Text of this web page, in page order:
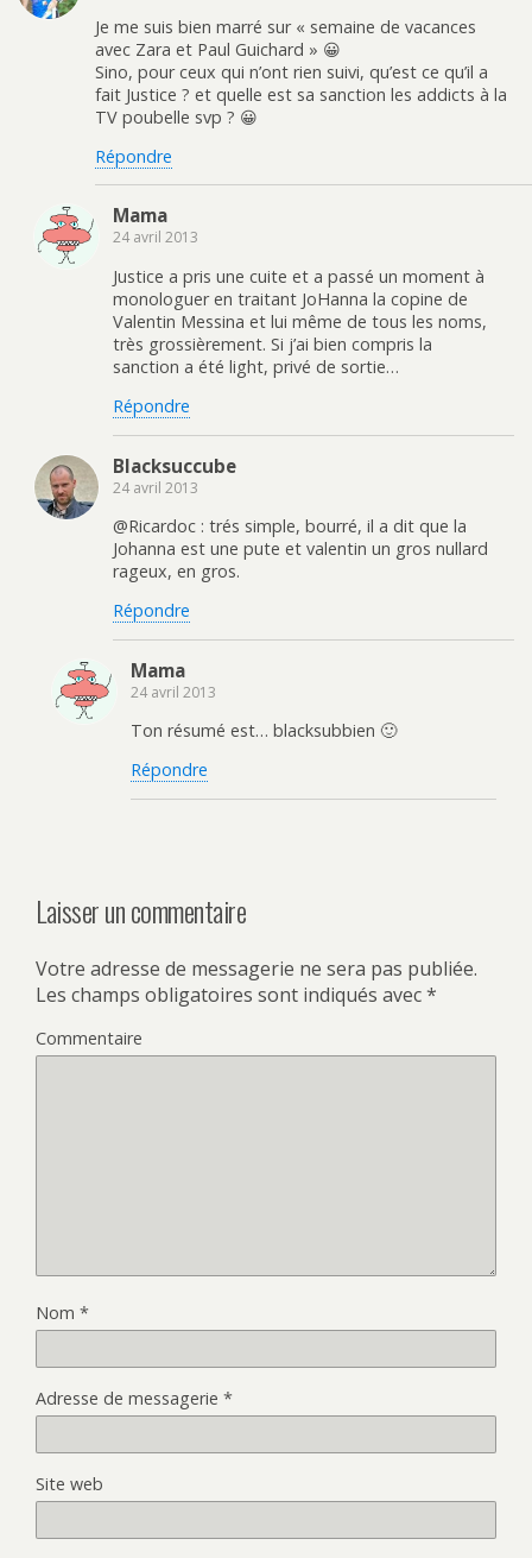
Je me suis bien marré sur « semaine de vacances
avec Zara et Paul Guichard » 😀
Sino, pour ceux qui n’ont rien suivi, qu’est ce qu’il a
fait Justice ? et quelle est sa sanction les addicts à la
TV poubelle svp ? 😀
Répondre
Mama
24 avril 2013
Justice a pris une cuite et a passé un moment à
monologuer en traitant JoHanna la copine de
Valentin Messina et lui même de tous les noms,
très grossièrement. Si j’ai bien compris la
sanction a été light, privé de sortie…
Répondre
Blacksuccube
24 avril 2013
@Ricardoc : trés simple, bourré, il a dit que la
Johanna est une pute et valentin un gros nullard
rageux, en gros.
Répondre
Mama
24 avril 2013
Ton résumé est… blacksubbien 🙂
Répondre
Laisser un commentaire
Votre adresse de messagerie ne sera pas publiée.
Les champs obligatoires sont indiqués avec*
Commentaire
Nom *
Adresse de messagerie *
Site web